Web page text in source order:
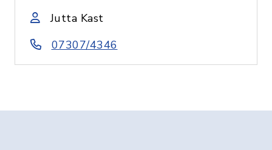
Jutta Kast
07307/4346